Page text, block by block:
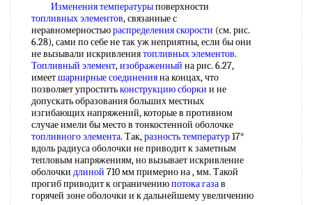
Изменения температурыповерхности
топливных элементов, связанные с
неравномерностьюраспределения скорости (см. рис.
6.28), сами по себе не так уж неприятны, если бы они
не вызывали искривлениятопливных элементов.
Топливный элемент,изображенный на рис. 6.27,
имеетшарнирные соединенияна концах, что
позволяет упроститьконструкцию сборки и не
допускать образования больших местных
изгибающих напряжений, которые в противном
случае имели бы место в тонкостенной оболочке
топливного элемента. Так,разность температур17°
вдоль радиуса оболочки не приводит к заметным
тепловым напряжениям, но вызывает искривление
оболочки длиной 710 мм примерно на , мм. Такой
прогиб приводит к ограничениюпотока газав
горячей зоне оболочки и к дальнейшему увеличению